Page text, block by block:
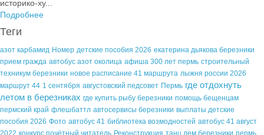
историко-ху...
Подробнее
Теги
азот карбамид Номер детские пособия 2026 екатерина дьякова березники
прием гражда автобус азот околица афиша 300 лет пермь строительный
техникум березники новое расписание 41 маршрута лыжня россии 2026
маршрут 44 1 сентября августовский педсовет Пермь где отдохнуть
летом в березниках где купить рыбу березники помощь бещенцам
пермский край флешбаттл автосервисы березники выплаты детские
пособия 2026 Фото автобус 41 библиотека возмодностей автобус 41 август
2022 конкурс почётный читатель Реконструкция танц дем березники пермь